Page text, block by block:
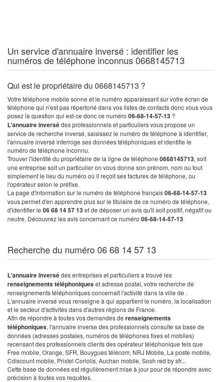
Un service d'annuaire inversé : identifier les
numéros de téléphone inconnus 0668145713
Qui est le propriétaire du 0668145713 ?
Votre téléphone mobile sonne et le numéro apparaissant sur votre écran de
téléphone qui n'est pas répertorié dans vos listes de contacts donc vous vous
posez la question qui est-ce donc ce numéro 06-68-14-57-13 ?
L'annuaire inversédes professionnels et particuliers vous propose un
service de recherche inversé, saisissez le numéro de téléphone à identifier,
l'annuaire inversé interroge ses données téléphoniques et identifie le
numéro de téléphone inconnu.
Trouver l'identité du propriétaire de la ligne de téléphone 0668145713, soit
une entreprise soit un particulier on vous donne son prénom, nom ou tout
simplement le lieu du numéro où il reçoit ses factures de téléphone, ou
l'opérateur selon le préfixe.
La page d'information sur le numéro de téléphone français06-68-14-57-13
vous permet d'en apprendre plus sur le titulaire de ce numéro de téléphone,
d'identifier le 06 68 14 57 13et de déposer un avis qu'il soit positif, négatif ou
neutre. Découvrez les avis concernant ce numéro 06-68-14-57-13.
Recherche du numéro 06 68 14 57 13
L'annuaire inversédes entreprises et particuliers a trouvé les
renseignements téléphoniqueset adresse postal, votre recherche de
renseignements téléphoniques concernait l'activité dans la ville de .
L'annuaire inversé vous renseigne à qui appartient le numéro, la localisation
et le secteur d'activités dans d'autres régions de France.
Afin de répondre à toutes vos demandes de renseignements
téléphoniques, l'annuaire inverse des professionnels consulte sa base de
données (adresses postales, numéros de téléphones fixes et mobiles)
recensant des professionnels clients des opérateur téléphonique tels que
Free mobile, Orange, SFR, Bouygues télécom, NRJ Mobile, La poste mobile,
Cdiscount mobile, Prixtel Coriolis, Auchan mobile, Sosh red by sfr...
Cette base de données est régulièrement mise à jour pour de répondre avec
précision à toutes vos requêtes.